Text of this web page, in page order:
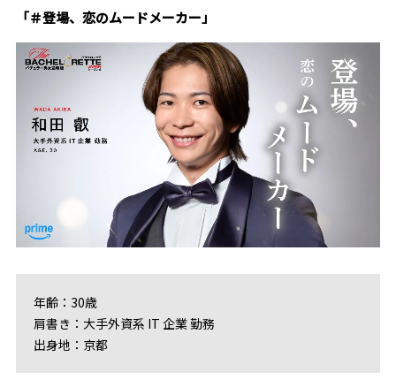
「＃登場、恋のムードメーカー」
年齢：30歳
肩書き：大手外資系 IT 企業 勤務
出身地：京都